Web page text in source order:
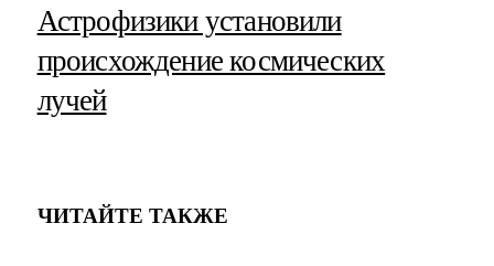
Астрофизики установили
происхождение космических
лучей
ЧИТАЙТЕ ТАКЖЕ